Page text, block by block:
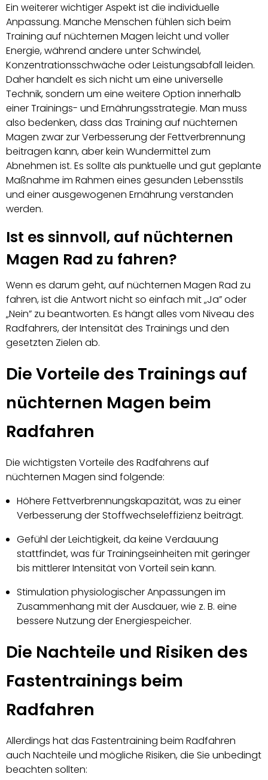
Ein weiterer wichtiger Aspekt ist die individuelle
Anpassung. Manche Menschen fühlen sich beim
Training auf nüchternen Magen leicht und voller
Energie, während andere unter Schwindel,
Konzentrationsschwäche oder Leistungsabfall leiden.
Daher handelt es sich nicht um eine universelle
Technik, sondern um eine weitere Option innerhalb
einer Trainings- und Ernährungsstrategie. Man muss
also bedenken, dass das Training auf nüchternen
Magen zwar zur Verbesserung der Fettverbrennung
beitragen kann, aber kein Wundermittel zum
Abnehmen ist. Es sollte als punktuelle und gut geplante
Maßnahme im Rahmen eines gesunden Lebensstils
und einer ausgewogenen Ernährung verstanden
werden.
Ist es sinnvoll, auf nüchternen
Magen Rad zu fahren?
Wenn es darum geht, auf nüchternen Magen Rad zu
fahren, ist die Antwort nicht so einfach mit „Ja” oder
„Nein” zu beantworten. Es hängt alles vom Niveau des
Radfahrers, der Intensität des Trainings und den
gesetzten Zielen ab.
Die Vorteile des Trainings auf
nüchternen Magen beim
Radfahren
Die wichtigsten Vorteile des Radfahrens auf
nüchternen Magen sind folgende:
Höhere Fettverbrennungskapazität, was zu einer
Verbesserung der Stoffwechseleffizienz beiträgt.
Gefühl der Leichtigkeit, da keine Verdauung
stattfindet, was für Trainingseinheiten mit geringer
bis mittlerer Intensität von Vorteil sein kann.
Stimulation physiologischer Anpassungen im
Zusammenhang mit der Ausdauer, wie z. B. eine
bessere Nutzung der Energiespeicher.
Die Nachteile und Risiken des
Fastentrainings beim
Radfahren
Allerdings hat das Fastentraining beim Radfahren
auch Nachteile und mögliche Risiken, die Sie unbedingt
beachten sollten: